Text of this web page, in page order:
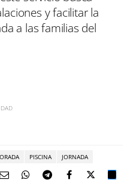
y facilitar la
a las familias del
PISCINA JORNADA